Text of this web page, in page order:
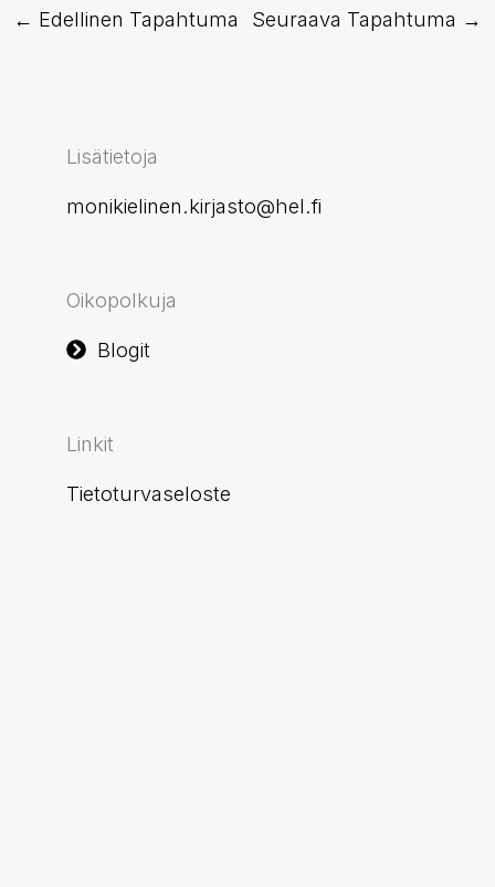
← Edellinen Tapahtuma Seuraava Tapahtuma →
Lisätietoja
monikielinen.kirjasto@hel.fi
Oikopolkuja
Blogit
Linkit
Tietoturvaseloste